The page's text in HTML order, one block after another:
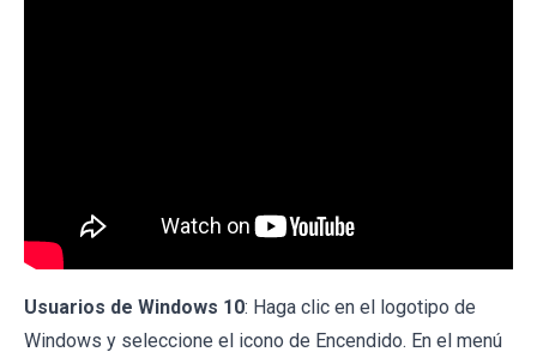
Usuarios de Windows 10: Haga clic en el logotipo de
Windows y seleccione el icono de Encendido. En el menú